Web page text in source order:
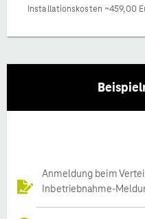
Installationskosten ~459,00
Anmeldung beim
Inbetriebnahme-